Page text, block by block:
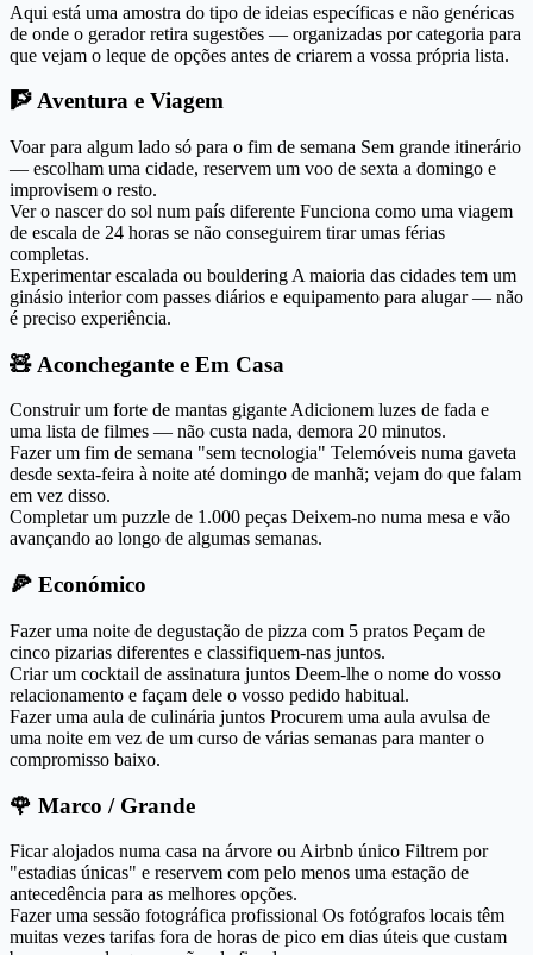
Aqui está uma amostra do tipo de ideias específicas e não genéricas
de onde o gerador retira sugestões — organizadas por categoria para
que vejam o leque de opções antes de criarem a vossa própria lista.
🧗Aventura e Viagem
Voar para algum lado só para o fim de semana Sem grande itinerário
— escolham uma cidade, reservem um voo de sexta a domingo e
improvisem o resto.
Ver o nascer do sol num país diferente Funciona como uma viagem
de escala de 24 horas se não conseguirem tirar umas férias
completas.
Experimentar escalada ou bouldering A maioria das cidades tem um
ginásio interior com passes diários e equipamento para alugar — não
é preciso experiência.
🧸 Aconchegante e Em Casa
Construir um forte de mantas gigante Adicionem luzes de fada e
uma lista de filmes — não custa nada, demora 20 minutos.
Fazer um fim de semana "sem tecnologia" Telemóveis numa gaveta
desde sexta-feira à noite até domingo de manhã; vejam do que falam
em vez disso.
Completar um puzzle de 1.000 peças Deixem-no numa mesa e vão
avançando ao longo de algumas semanas.
🍕 Económico
Fazer uma noite de degustação de pizza com 5 pratos Peçam de
cinco pizarias diferentes e classifiquem-nas juntos.
Criar um cocktail de assinatura juntos Deem-lhe o nome do vosso
relacionamento e façam dele o vosso pedido habitual.
Fazer uma aula de culinária juntos Procurem uma aula avulsa de
uma noite em vez de um curso de várias semanas para manter o
compromisso baixo.
🌹 Marco / Grande
Ficar alojados numa casa na árvore ou Airbnb único Filtrem por
"estadias únicas" e reservem com pelo menos uma estação de
antecedência para as melhores opções.
Fazer uma sessão fotográfica profissional Os fotógrafos locais têm
muitas vezes tarifas fora de horas de pico em dias úteis que custam